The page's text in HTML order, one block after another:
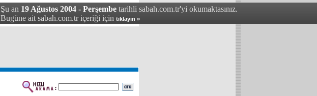
Şu an 19 Ağustos 2004 - Perşembe tarihli sabah.com.tr'yi okumaktasınız.
Bugüne ait sabah.com.tr içeriği için tıklayın »